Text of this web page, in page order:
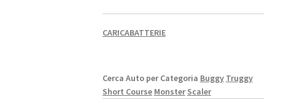
CARICABATTERIE
Cerca Auto per Categoria Buggy Truggy
Short Course Monster Scaler